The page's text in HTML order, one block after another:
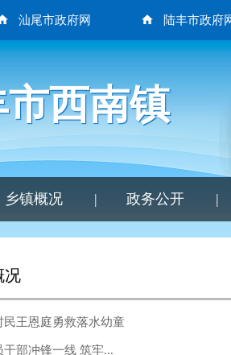
汕尾市政府网 陆丰市政府
西南镇
乡镇概况 | 政务公开 |
况
王恩庭勇救落水幼童
部冲锋一线 筑牢...